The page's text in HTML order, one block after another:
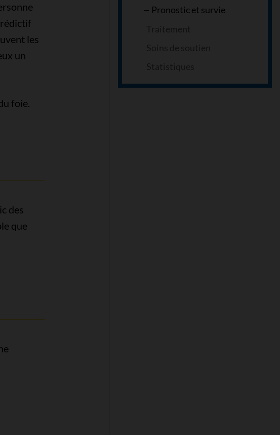
Pronostic et survie
les
un
foie.
des
que